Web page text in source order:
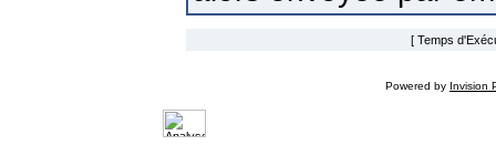
[ Temps
Powered by Invision